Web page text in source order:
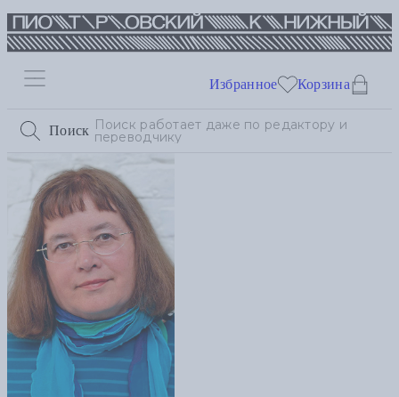
Поиск
Избранное Корзина